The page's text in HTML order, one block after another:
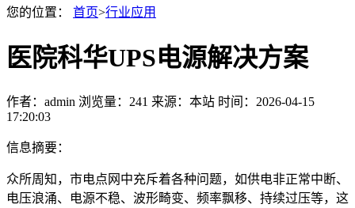
您的位置： 首页>行业应用
医院科华UPS电源解决方案
作者：admin 浏览量：241 来源：本站 时间：2026-04-15
17:20:03
信息摘要：
众所周知，市电点网中充斥着各种问题，如供电非正常中断、
电压浪涌、电源不稳、波形畸变、频率飘移、持续过压等，这